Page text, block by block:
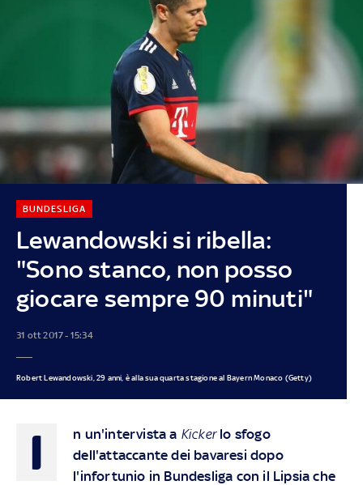
Lewandowski si ribella:
"Sono stanco, non posso
giocare sempre 90 minuti"
BUNDESLIGA
31 ott 2017 - 15:34
Robert Lewandowski, 29 anni, è alla sua quarta stagione al Bayern Monaco (Getty)
I n un'intervista a Kicker lo sfogo
dell'attaccante dei bavaresi dopo
l'infortunio in Bundesliga con il Lipsia che